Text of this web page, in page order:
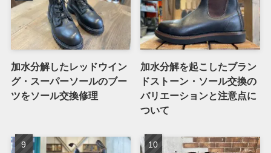
加水分解したレッドウイン
グ・スーパーソールのブー
ツをソール交換修理
加水分解を起こしたブラン
ドストーン・ソール交換の
バリエーションと注意点に
ついて